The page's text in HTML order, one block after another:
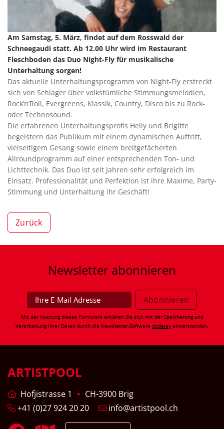
Am Samstag, 5. März, findet auf dem Rosswald der
Schneegaudi statt. Ab 12.00 Uhr wird im Restaurant
Fleschboden das Duo Night-Fly für musikalische
Unterhaltung sorgen!
Das aktuelle Unterhaltungsprogramm von Night-Fly erstreckt
sich von Schlager über volkstümliche Stimmungsmelodien,
Rock’n’Roll, Evergreens, Klassik, Country, Disco bis zu Rock-
oder Technosound.
Die erfahrenen Unterhaltungsprofis Helly und Brigitte
begeistern das Publikum mit einem dynamischen Auftritt,
vielseitigem Gesang sowie einem breitgefächerten
Allroundprogramm auf einer entsprechenden Ton- und
Lichttechnik. Das Duo ist seit Jahren sehr erfolgreich im
Einsatz. Professionalität und Perfektion ist ihre Maxime, Party-
Stimmung und Unterhaltung ihr Geschäft!
Zurück
Newsletter abonnieren
Mit der Nutzung dieses Formulars erklären Sie sich mit der Speicherung und
Verarbeitung Ihrer Daten durch die Newsletter-Software dodeley einverstanden.
ARTISTPOOL
Hofjistrasse 1
CH-3900 Brig
+41 (0)27 924 20 20
info@artistpool.ch